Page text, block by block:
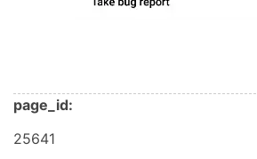
page_id:
25641